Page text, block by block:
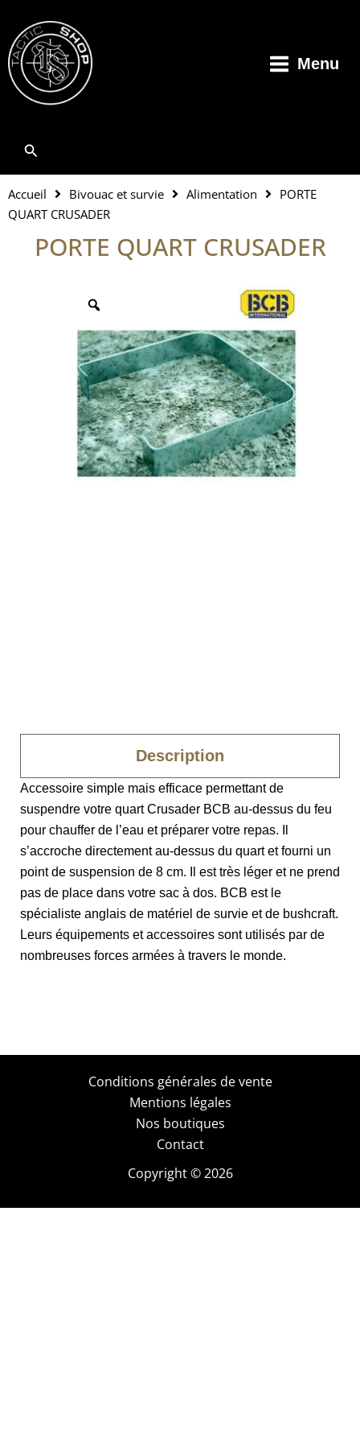
contenu
Menu
Rechercher
Accueil Bivouac et survie Alimentation
PORTE
QUART CRUSADER
PORTE QUART CRUSADER
Description
Accessoire simple mais efficace permettant de
suspendre votre quart Crusader BCB au-dessus du feu
pour chauffer de l’eau et préparer votre repas. Il
s’accroche directement au-dessus du quart et fourni un
point de suspension de 8 cm. Il est très léger et ne prend
pas de place dans votre sac à dos. BCB est le
spécialiste anglais de matériel de survie et de bushcraft.
Leurs équipements et accessoires sont utilisés par de
nombreuses forces armées à travers le monde.
Conditions générales de vente
Mentions légales
Nos boutiques
Contact
Copyright © 2026